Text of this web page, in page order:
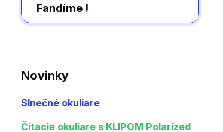
Fandíme !
Novinky
Slnečné okuliare
Čítacie okuliare s KLIPOM Polarized